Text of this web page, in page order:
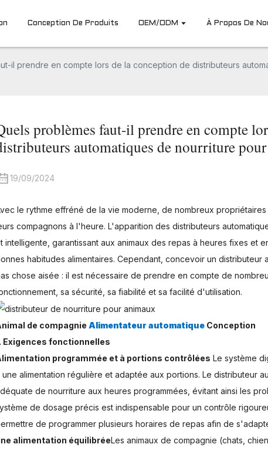
Conception De Produits OEM/ODM À Propos De
il prendre en compte lors de la conception de distributeurs
problèmes faut-il prendre en compte
automatiques de nourriture
19/09/2024
le rythme effréné de la vie moderne, de nombreux
compagnons à l'heure. L'apparition des distributeurs
intelligente, garantissant aux animaux des repas à heures fixes et
habitudes alimentaires. Cependant, concevoir un
chose aisée : il est nécessaire de prendre en compte de
sa sécurité, sa fiabilité et sa facilité d'utilisation.
de compagnie Alimentateur automatique Conception
Exigences fonctionnelles
programmée et à portions contrôlées Le système
une alimentation régulière et adaptée aux portions. Le distributeur
de nourriture aux heures programmées, évitant ainsi les
de dosage précis est indispensable pour un contrôle
de programmer plusieurs horaires de repas afin de
alimentation équilibréeLes animaux de compagnie (chats,